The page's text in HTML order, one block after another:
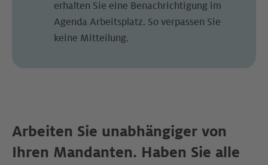
erhalten Sie eine Benachrichtigung im
Agenda Arbeitsplatz. So verpassen Sie
keine Mitteilung.
Arbeiten Sie unabhängiger von
Ihren Mandanten. Haben Sie alle